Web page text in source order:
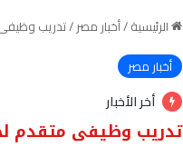
الرئيسية/أخبار مصر/تدريب
أخبار مصر
أخر الأخبار
تدريب وظيفى متقدم